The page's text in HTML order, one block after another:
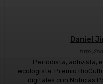
Daniel
http://
Periodista, activista,
ecologista. Premio
digitales con Noticias